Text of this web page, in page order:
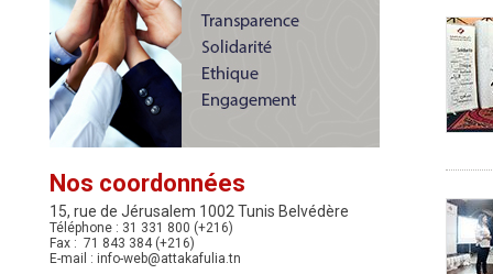
Nos coordonnées
15, rue de Jérusalem 1002 Tunis Belvédère
Téléphone : 31 331 800 (+216)
Fax : 71 843 384 (+216)
E-mail : info-web@attakafulia.tn